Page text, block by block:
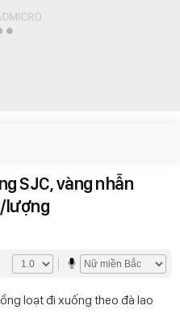
SJC, vàng nhẫn
lượng
loạt đi xuống theo đà lao